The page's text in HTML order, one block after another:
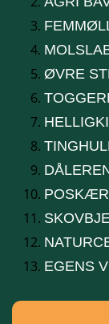
ØVRE
EGENS